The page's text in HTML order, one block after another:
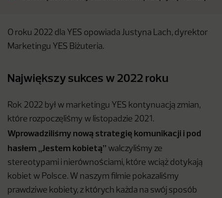
O roku 2022 dla YES opowiada Justyna Lach, dyrektor
Marketingu YES Biżuteria.
Największy sukces w 2022 roku
Rok 2022 był w marketingu YES kontynuacją zmian,
które rozpoczęliśmy w listopadzie 2021.
Wprowadziliśmy nową strategię komunikacji i pod
hasłem „Jestem kobietą” walczyliśmy ze
stereotypami i nierównościami, które wciąż dotykają
kobiet w Polsce. W naszym filmie pokazaliśmy
prawdziwe kobiety, z których każda na swój sposób